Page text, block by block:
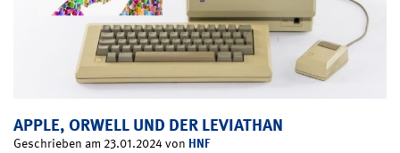
APPLE, ORWELL UND DER LEVIATHAN
Geschrieben am 23.01.2024 von HNF